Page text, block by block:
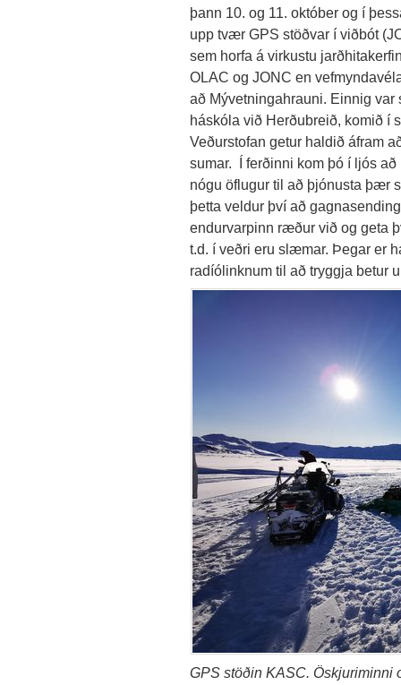
þann 10. og 11. október og í
upp tvær GPS stöðvar í viðbót
sem horfa á virkustu
OLAC og JONC en
að Mývetningahrauni. Einnig
háskóla við Herðubreið, komið í
Veðurstofan getur haldið áfram
sumar. Í ferðinni kom þó í ljós
nógu öflugur til að þjónusta þær
þetta veldur því að
endurvarpinn ræður við og geta
t.d. í veðri eru slæmar. Þegar er
radíólinknum til að tryggja betur
GPS stöðin KASC. Öskjuriminni